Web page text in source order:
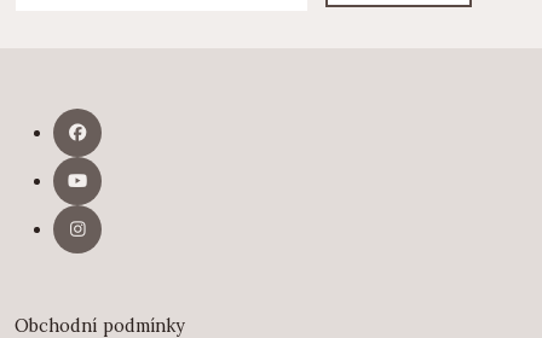
Obchodní podmínky